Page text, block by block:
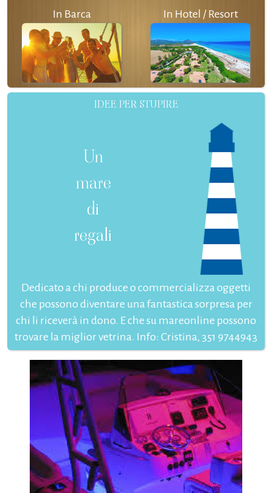
In Barca In Hotel / Resort
IDEE PER STUPIRE
Un
mare
di
regali
Dedicato a chi produce o commercializza oggetti
che possono diventare una fantastica sorpresa per
chi li riceverà in dono. E che su mareonline possono
trovare la miglior vetrina. Info: Cristina, 351 9744943